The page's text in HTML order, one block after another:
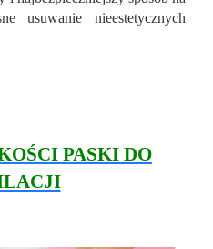
usuwanie nieestetycznych
PASKI DO